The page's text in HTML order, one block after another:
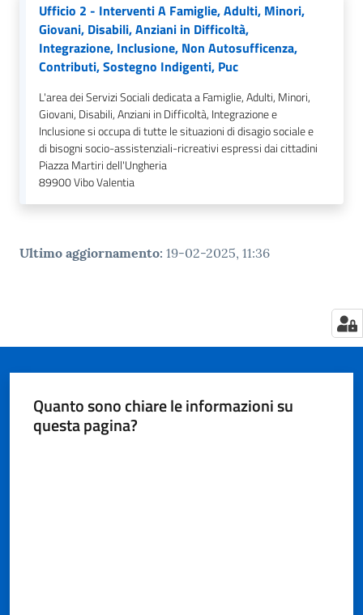
Ufficio 2 - Interventi A Famiglie, Adulti, Minori,
Giovani, Disabili, Anziani in Difficoltà,
Integrazione, Inclusione, Non Autosufficenza,
Contributi, Sostegno Indigenti, Puc
L'area dei Servizi Sociali dedicata a Famiglie, Adulti, Minori,
Giovani, Disabili, Anziani in Difficoltà, Integrazione e
Inclusione si occupa di tutte le situazioni di disagio sociale e
di bisogni socio-assistenziali-ricreativi espressi dai cittadini
Piazza Martiri dell'Ungheria
89900Vibo Valentia
Ultimo aggiornamento: 19-02-2025, 11:36
Quanto sono chiare le informazioni su
questa pagina?